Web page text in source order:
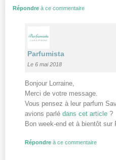
Répondre à ce commentaire
Parfumista
Le 6 mai 2018
Bonjour Lorraine,
Merci de votre message.
Vous pensez à leur parfum
avions parlé dans cet article ?
Bon week-end et à bientôt sur
Répondre à ce commentaire